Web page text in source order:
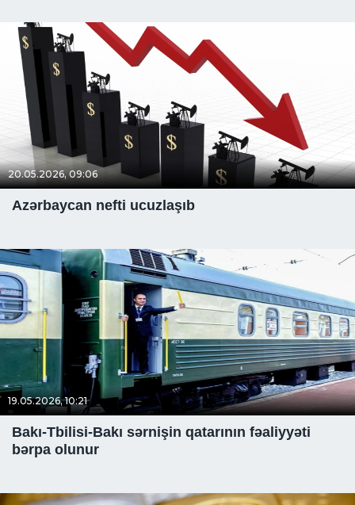
20.05.2026, 09:06
Azərbaycan nefti ucuzlaşıb
19.05.2026, 10:21
Bakı-Tbilisi-Bakı sərnişin qatarının fəaliyyəti
bərpa olunur